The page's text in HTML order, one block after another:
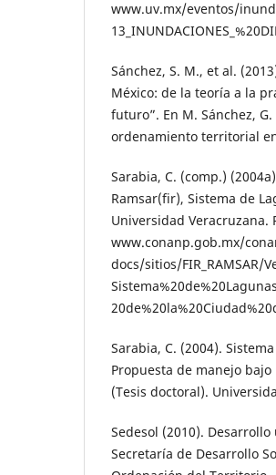
www.uv.mx/eventos/
Sánchez, S. M., et al.
México: de la teoría a la
futuro”. En M. Sánchez,
ordenamiento territorial
Sarabia, C. (comp.)
Ramsar(fir), Sistema de
Universidad Veracruzana.
www.conanp.gob.mx/
docs/sitios/
Sarabia, C. (2004).
Propuesta de manejo
(Tesis doctoral).
Sedesol (2010).
Secretaría de Desarrollo